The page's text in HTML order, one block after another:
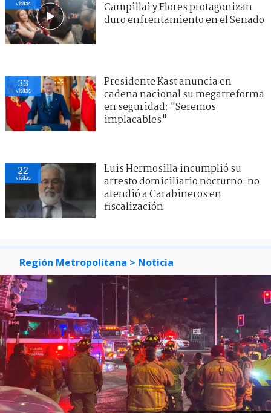
visitas
Campillai y Flores protagonizan
duro enfrentamiento en el Senado
33
visitas
Presidente Kast anuncia en
cadena nacional su megarreforma
en seguridad: "Seremos
implacables"
22
visitas
Luis Hermosilla incumplió su
arresto domiciliario nocturno: no
atendió a Carabineros en
fiscalización
Región Metropolitana > Noticia